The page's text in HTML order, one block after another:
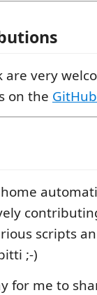
very
on the
scripts
;-)
for me to